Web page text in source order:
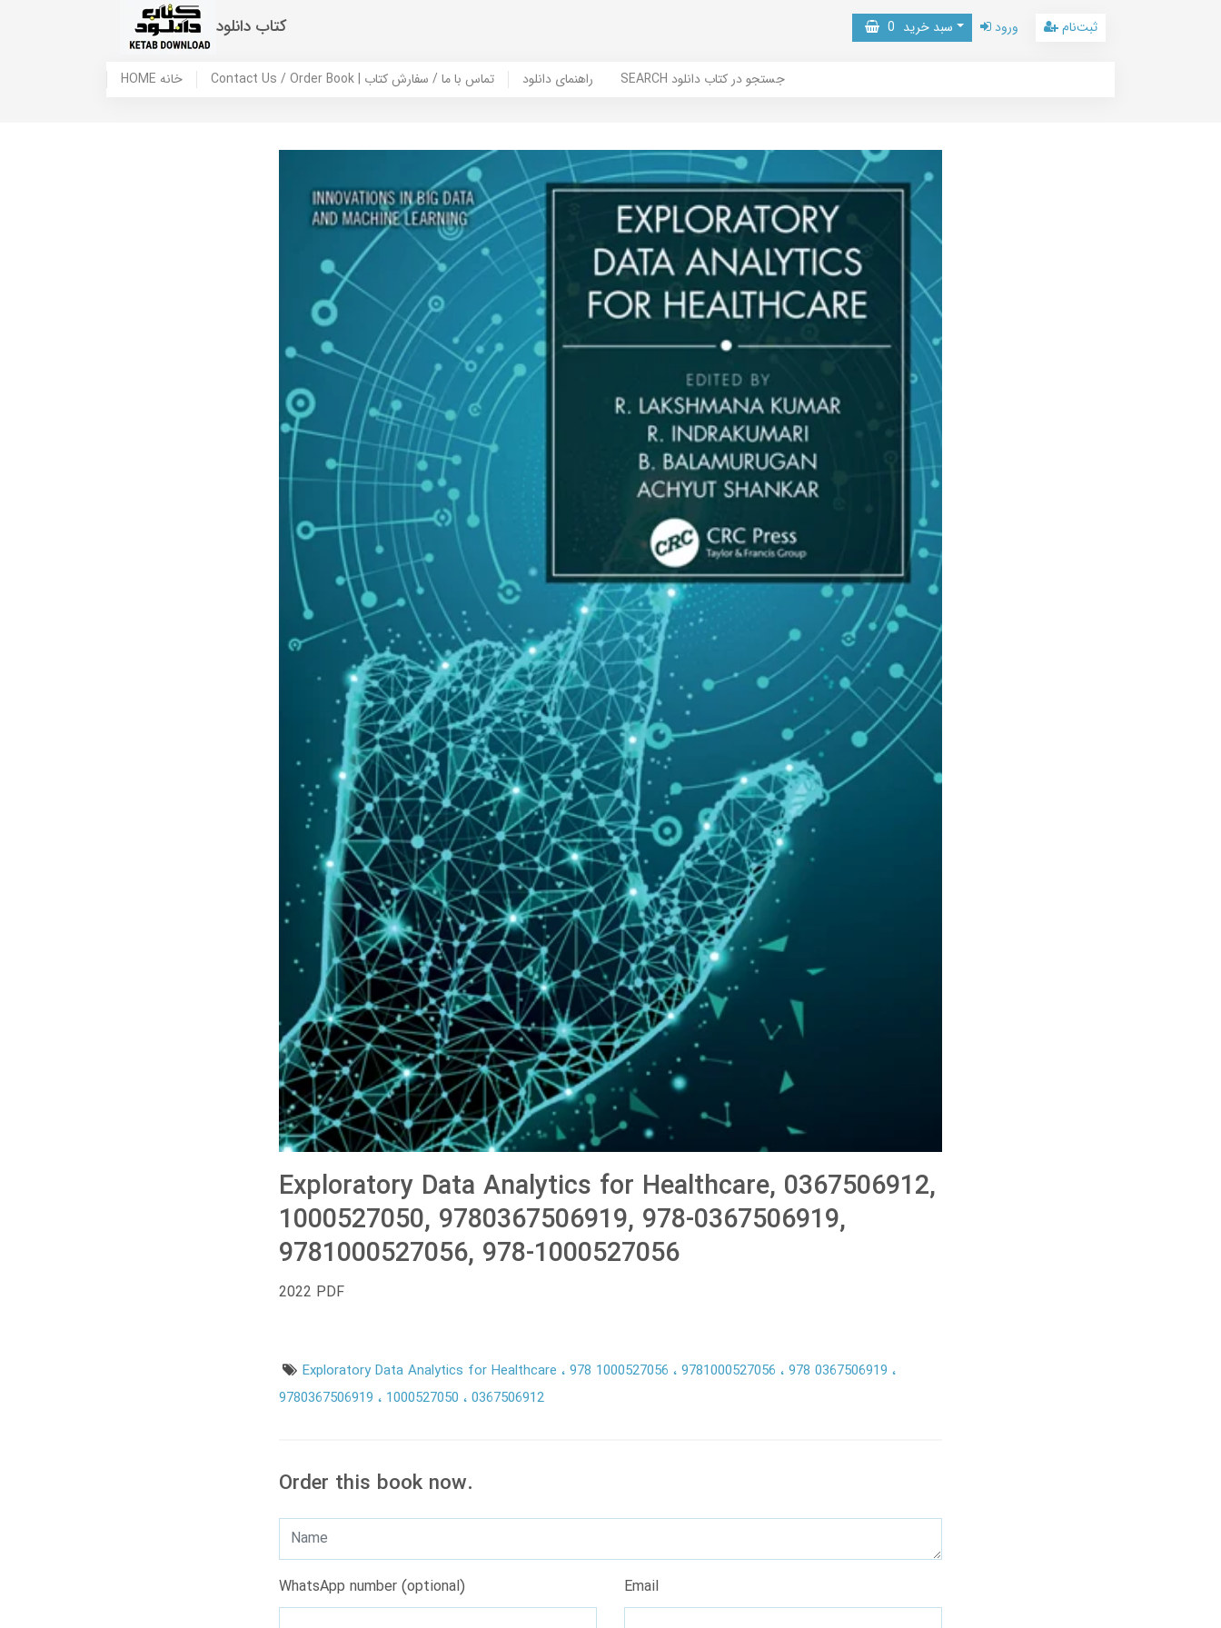
کتاب دانلود سبد خرید 0 ورود ثبت‌نام
HOME خانه Contact Us / Order Book | تماس با ما / سفارش کتاب راهنمای دانلود SEARCH جستجو در کتاب دانلود
Exploratory Data Analytics for Healthcare, 0367506912,
1000527050, 9780367506919, 978-0367506919,
9781000527056, 978-1000527056
2022 PDF
Exploratory Data Analytics for Healthcare 978 1000527056 9781000527056 978 0367506919
9780367506919
1000527050 0367506912
Order this book now.
WhatsApp number (optional) Email